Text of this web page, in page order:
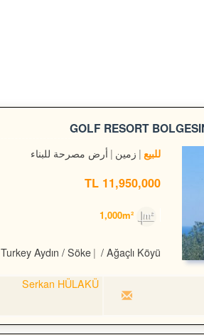
GOLF RESORT
للبيع زمین أرض مصرحة للبناء
11,950,000 TL
Turkey Aydın / Söke / Ağaçlı Köyü
Serkan HÜLAKÜ